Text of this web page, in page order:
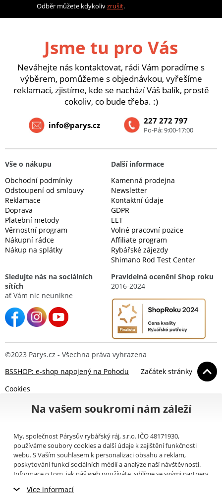
Odběr můžete kdykolivzrušit.
Jsme tu pro Vás
Neváhejte nás kontaktovat, rádi Vám poradíme s
výběrem, pomůžeme s objednávkou, vyřešíme
reklamaci, zjistíme, kde se nachází Váš balík, prostě
cokoliv, co bude třeba. :)
227 272 797
Po-Pá: 9:00-17:00
info@parys.cz
Vše o nákupu
Obchodní podmínky
Odstoupení od smlouvy
Reklamace
Doprava
Platební metody
Věrnostní program
Nákupní rádce
Nákup na splátky
Další informace
Kamenná prodejna
Newsletter
Kontaktní údaje
GDPR
EET
Volné pracovní pozice
Affiliate program
Rybářské zájezdy
Shimano Rod Test Center
Sledujte nás na sociálních
sítích
ať Vám nic neunikne
Pravidelná ocenění Shop roku
2016-2024
©2023 Parys.cz - Všechna práva vyhrazena
BSSHOP: e-shop napojený na Pohodu
Začátek stránky
Cookies
Na vašem soukromí nám záleží
My, společnost Párysův rybářský ráj, s.r.o. IČO 48171930,
používáme soubory cookies a další údaje k zajištění funkčnosti
webu. S Vaším souhlasem k personalizaci obsahu a reklam,
poskytování funkcí sociálních médií a analýze naší návštěvnosti.
Informace o tom, jak náš web používáte, sdílíme se svými partnery
můžete přečíst, jak tyto informace Google používá. Partneři tyto
Více informací